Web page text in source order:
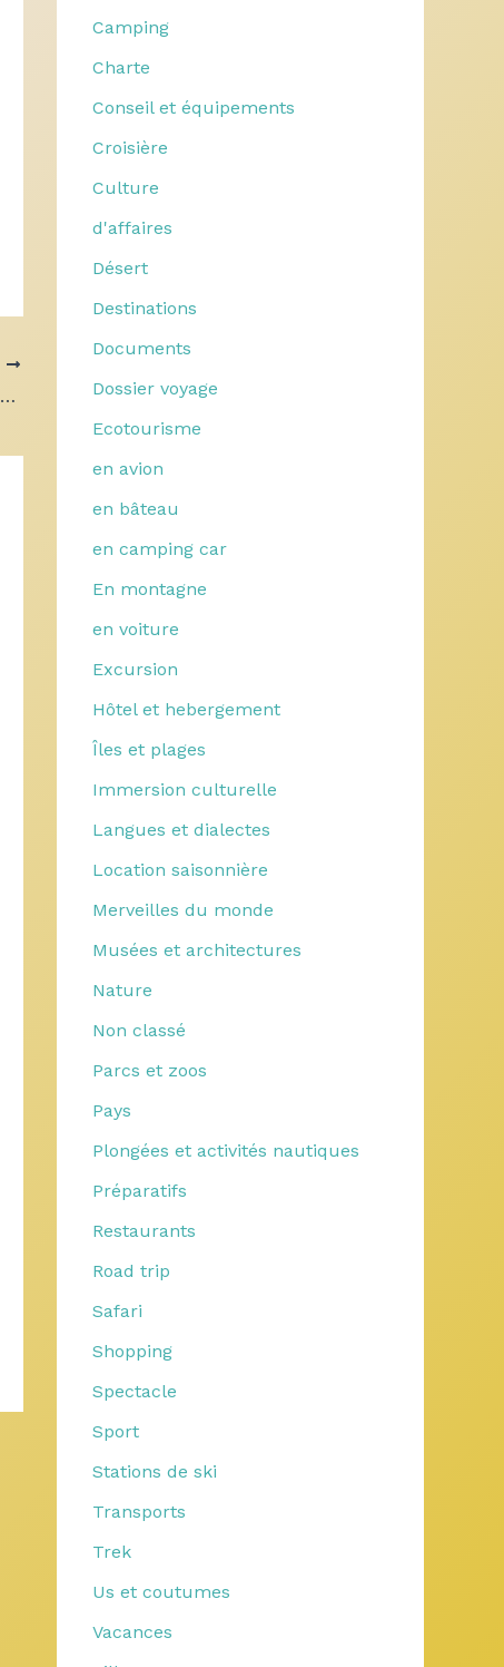
Quels fruits de mer sont généralement inclus dans les plateaux ?
Camping
Charte
Conseil et équipements
Croisière
Culture
d'affaires
Désert
Destinations
Documents
Dossier voyage
Ecotourisme
en avion
en bâteau
en camping car
En montagne
en voiture
Excursion
Hôtel et hebergement
Îles et plages
Immersion culturelle
Langues et dialectes
Location saisonnière
Merveilles du monde
Musées et architectures
Nature
Non classé
Parcs et zoos
Pays
Plongées et activités nautiques
Préparatifs
Restaurants
Road trip
Safari
Shopping
Spectacle
Sport
Stations de ski
Transports
Trek
Us et coutumes
Vacances